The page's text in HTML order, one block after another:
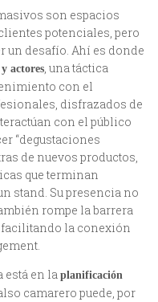
son espacios
potenciales, pero
un desafío. Ahí es donde
actores, una táctica
con el
disfrazados de
con el público
“degustaciones
de nuevos productos,
que terminan
stand. Su presencia no
rompe la barrera
la conexión
está en la planificación
camarero puede, por